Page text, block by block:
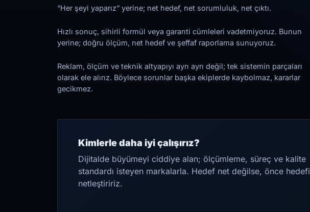
“Her şeyi yaparız” yerine; net hedef, net sorumluluk, net çıktı.
Hızlı sonuç, sihirli formül veya garanti cümleleri vadetmiyoruz. Bunun
yerine; doğru ölçüm, net hedef ve şeffaf raporlama sunuyoruz.
Reklam, ölçüm ve teknik altyapıyı ayrı ayrı değil; tek sistemin parçaları
olarak ele alırız. Böylece sorunlar başka ekiplerde kaybolmaz, kararlar
gecikmez.
Kimlerle daha iyi çalışırız?
Dijitalde büyümeyi ciddiye alan; ölçümleme, süreç ve kalite
standardı isteyen markalarla. Hedef net değilse, önce hedefi
netleştiririz.